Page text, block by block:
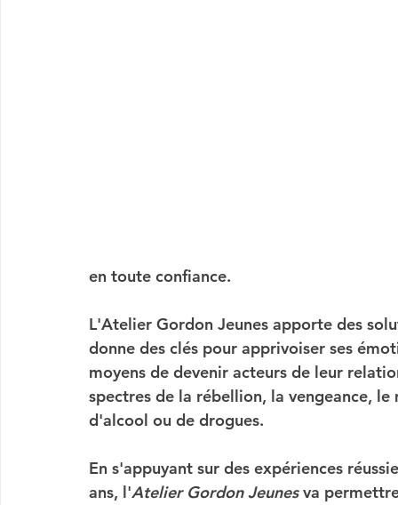
en toute confiance.
L'Atelier Gordon Jeunes apporte des
donne des clés pour apprivoiser ses
moyens de devenir acteurs de leur
spectres de la rébellion, la vengeance,
d'alcool ou de drogues.
En s'appuyant sur des expériences
ans, l'Atelier Gordon Jeunes va